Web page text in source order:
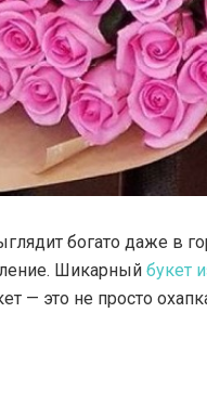
богато даже в
Шикарный букет
— это не просто